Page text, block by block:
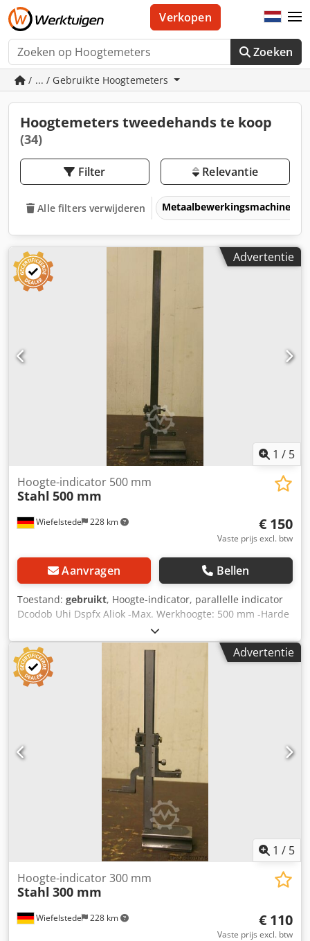
Zoeken
Verkopen
/ ... / Gebruikte Hoogtemeters
Hoogtemeters tweedehands te koop
(34)
Filter Relevantie
Alle filters verwijderen Metaalbewerkingsmachines
Advertentie
1 / 5
Wiefelstede 228 km
Hoogte-indicator 500 mm
Stahl 500 mm
€ 150
Vaste prijs excl. btw
Aanvragen Bellen
Toestand: gebruikt, Hoogte-indicator, parallelle indicator
Dcodob Uhi Dspfx Aliok -Max. Werkhoogte: 500 mm -Harde
metalen naald -Maten: 230/80/H650 mm -gewicht: 3,4 kg
Advertentie
1 / 5
Wiefelstede 228 km
Hoogte-indicator 300 mm
Stahl 300 mm
€ 110
Vaste prijs excl. btw